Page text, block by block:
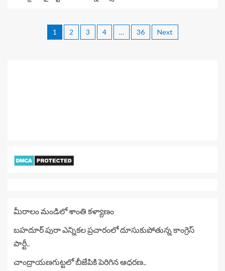
1 2 3 4 … 36 Next
మీరాలం మండిలో శాంతి కళ్యాణం
బహదూర్ పురా ఎన్నికల ప్రచారంలో దూసుకుపోతున్న కాంగ్రెస్
పార్టీ..
చాంద్రాయణగుట్టలో బీజేపికి పెరిగిన ఆధరణ..